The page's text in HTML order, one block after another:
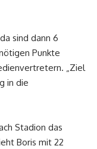
sind dann 6
Punkte
„Ziel
in die
Stadion das
Boris mit 22